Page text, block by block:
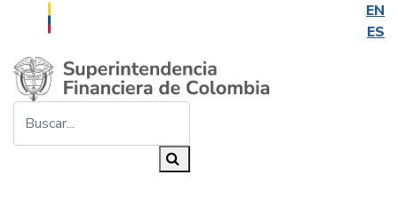
EN
ES
Saltar al contenido principal